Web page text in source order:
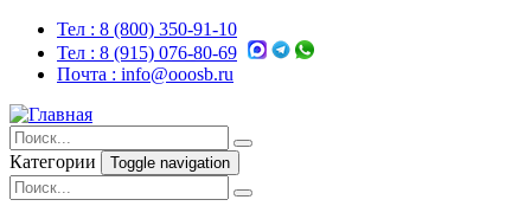
Тел : 8 (800) 350-91-10
Тел : 8 (915) 076-80-69
Почта : info@ooosb.ru
Категории Toggle navigation